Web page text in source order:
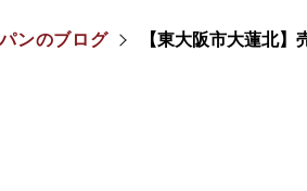
ンのブログ 【東大阪市大蓮北